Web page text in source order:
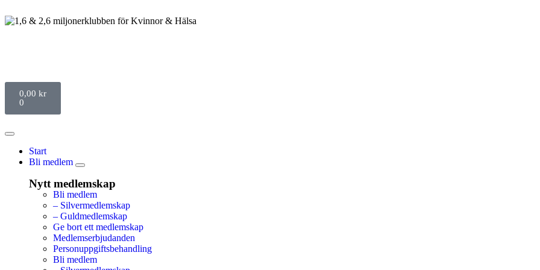
0,00 kr
0
Start
Bli medlem
Nytt medlemskap
Bli medlem
– Silvermedlemskap
– Guldmedlemskap
Ge bort ett medlemskap
Medlemserbjudanden
Personuppgiftsbehandling
Bli medlem